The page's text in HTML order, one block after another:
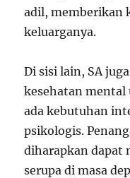
adil, memberikan
keluarganya.
Di sisi lain, SA
kesehatan
ada kebutuhan
psikologis.
diharapkan dapat
serupa di masa